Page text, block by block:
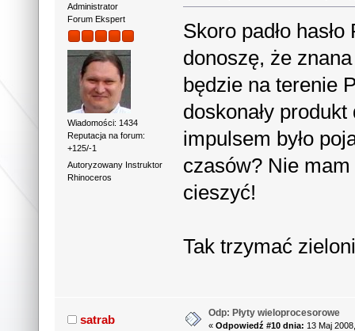
Administrator
Forum Ekspert
Wiadomości: 1434
Reputacja na forum:
+125/-1
Autoryzowany Instruktor
Rhinoceros
Skoro padło
donoszę, że
będzie na terenie
doskonały
impulsem było
czasów? Nie
cieszyć!
Tak trzymać
satrab Odp: Płyty wieloprocesorowe
«Odpowiedź #10 dnia: 13 Maj